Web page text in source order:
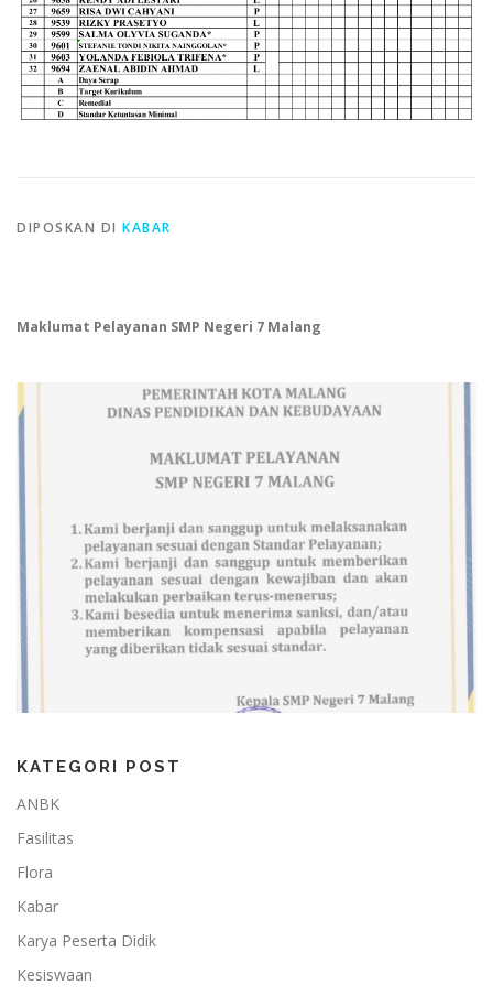
DIPOSKAN DI KABAR
Maklumat Pelayanan SMP Negeri 7 Malang
KATEGORI POST
ANBK
Fasilitas
Flora
Kabar
Karya Peserta Didik
Kesiswaan